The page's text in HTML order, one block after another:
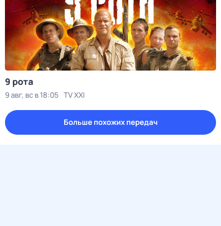
9 рота
9 авг, вс в 18:05 TV XXI
Больше похожих передач